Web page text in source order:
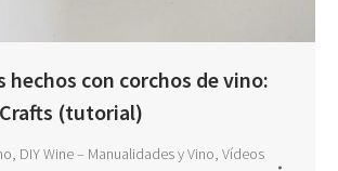
hechos con corchos de vino:
(tutorial)
, DIY Wine – Manualidades y Vino, Vídeos